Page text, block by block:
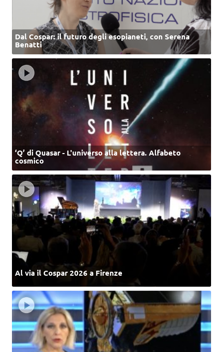
Dal Cospar: il futuro degli esopianeti, con Serena
Benatti
‘Q’ di Quasar - L'universo alla lettera. Alfabeto
cosmico
Al via il Cospar 2026 a Firenze